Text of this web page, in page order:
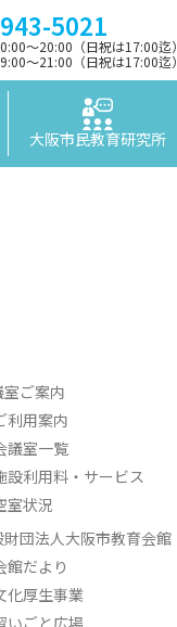
5021
～20:00（日祝は17:00迄）
〜21:00（日祝は17:00迄）
大阪市民教育研究所
室ご案内
利用案内
議室一覧
設利用料・サービス
室状況
財団法人大阪市教育会館
館だより
化厚生事業
いごと広場